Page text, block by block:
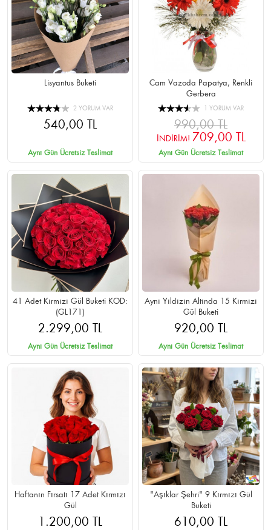
Lisyantus Buketi
2 YORUM VAR
540,00 TL
Aynı Gün Ücretsiz Teslimat
Cam Vazoda Papatya, Renkli
Gerbera
1 YORUM VAR
990,00 TL
İNDİRİM! 709,00 TL
Aynı Gün Ücretsiz Teslimat
41 Adet Kırmızı Gül Buketi KOD:
(GL171)
2.299,00 TL
Aynı Gün Ücretsiz Teslimat
Aynı Yıldızın Altında 15 Kırmızı
Gül Buketi
920,00 TL
Aynı Gün Ücretsiz Teslimat
Haftanın Fırsatı 17 Adet Kırmızı
Gül
1.200,00 TL
"Aşıklar Şehri" 9 Kırmızı Gül
Buketi
610,00 TL